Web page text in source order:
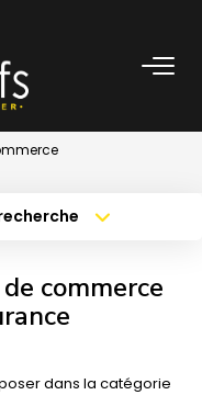
commerce
dans la catégorie